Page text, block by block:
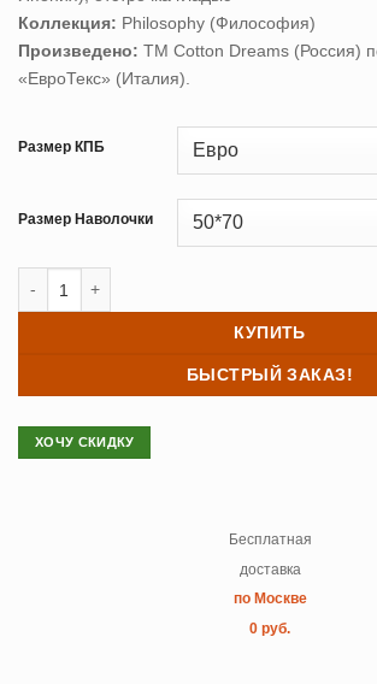
Коллекция: Philosophy (Философия)
Произведено: ТМ Cotton Dreams (Россия)
«ЕвроТекс» (Италия).
Размер КПБ
Размер Наволочки
КУПИТЬ
БЫСТРЫЙ ЗАКАЗ!
ХОЧУ СКИДКУ
Бесплатная
доставка
по Москве
0 руб.